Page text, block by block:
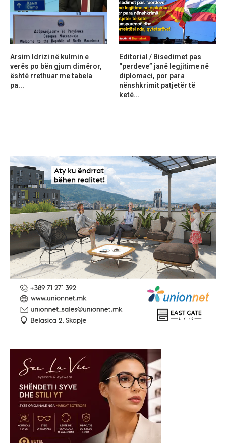
Arsim Idrizi në kulmin e
verës po bën gjum dimëror,
është rrethuar me tabela
pa...
Editorial / Bisedimet pas
“perdeve” janë legjitime në
diplomaci, por para
nënshkrimit patjetër të
ketë...